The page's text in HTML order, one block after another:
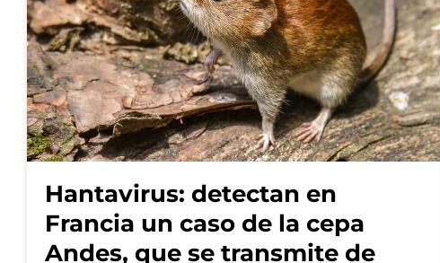
Hantavirus: detectan en
Francia un caso de la cepa
Andes, que se transmite de